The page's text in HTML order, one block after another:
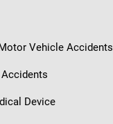
Vehicle Accidents
Device